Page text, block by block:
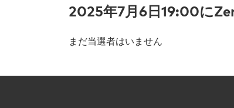
2025年7月6日19:00に
まだ当選者はいません